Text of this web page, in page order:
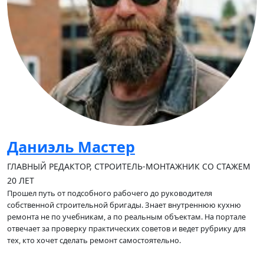
Даниэль Мастер
ГЛАВНЫЙ РЕДАКТОР, СТРОИТЕЛЬ-МОНТАЖНИК СО СТАЖЕМ
20 ЛЕТ
Прошел путь от подсобного рабочего до руководителя
собственной строительной бригады. Знает внутреннюю кухню
ремонта не по учебникам, а по реальным объектам. На портале
отвечает за проверку практических советов и ведет рубрику для
тех, кто хочет сделать ремонт самостоятельно.